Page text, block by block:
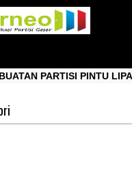
PARTISI PINTU LIPAT